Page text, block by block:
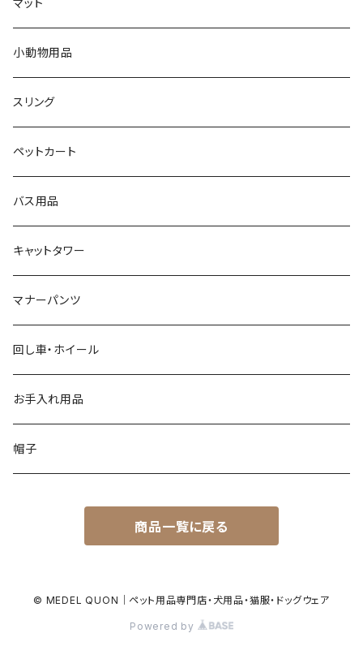
マット
小動物用品
スリング
ペットカート
バス用品
キャットタワー
マナーパンツ
回し車・ホイール
お手入れ用品
帽子
商品一覧に戻る
© MEDEL QUON｜ペット用品専門店・犬用品・猫服・ドッグウェア
Powered by